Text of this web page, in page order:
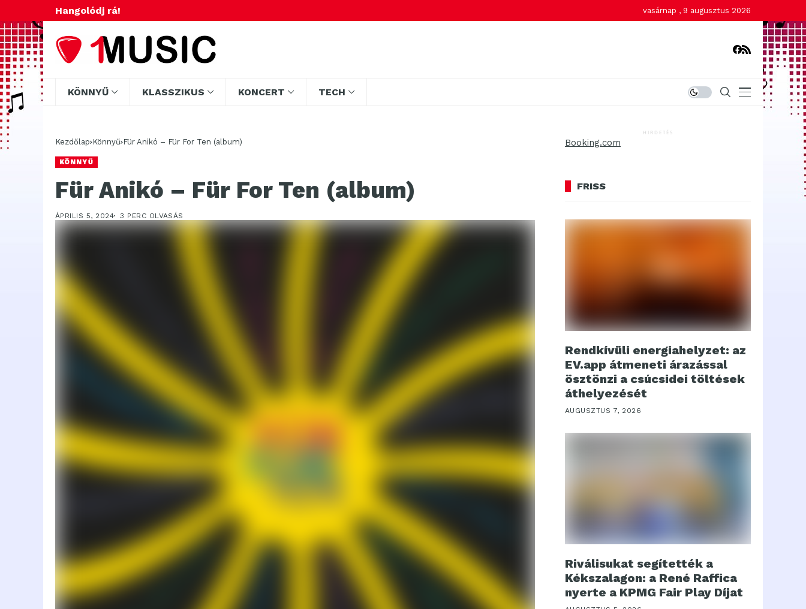
Hangolódj rá! vasárnap , 9 augusztus 2026
KÖNNYŰ KLASSZIKUS KONCERT TECH
Kezdőlap Könnyű Für Anikó – Für For Ten (album)
KÖNNYŰ
Für Anikó – Für For Ten (album)
ÁPRILIS 5, 2024 3 PERC OLVASÁS
HIRDETÉS
Booking.com
FRISS
Rendkívüli energiahelyzet: az
EV.app átmeneti árazással
ösztönzi a csúcsidei töltések
áthelyezését
AUGUSZTUS 7, 2026
Riválisukat segítették a
Kékszalagon: a René Raffica
nyerte a KPMG Fair Play Díjat